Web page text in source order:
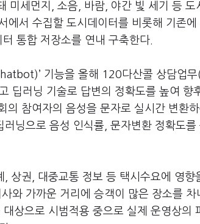
세먼지, 소음, 바람, 야간 빛 세기 등 도
에서 수집할 도시데이터를 비롯해 기존
통합 저장소를 연내 구축한다.
기능을 올해 120다산콜 상담업
딥러닝 기술로 답변의 정확도를 높여 향
참여자의 음성을 문자로 실시간 변환
닝으로 음성 인식률, 문자변환 정확도를
상권, 대중교통 정보 등 택시수요에 영향
와 가까운 거리에 승객이 많은 장소를 차
상으로 시범적용 중으로 실제 운영상의